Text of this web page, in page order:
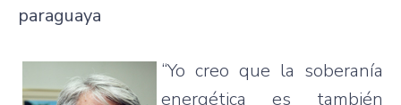
paraguaya
“Yo creo que la soberanía
energética es también